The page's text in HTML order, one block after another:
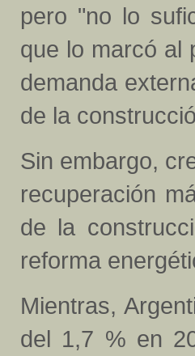
pero "no lo
que lo marcó al
demanda
de la
Sin embargo,
recuperación
de la
reforma
Mientras,
del 1,7 % en